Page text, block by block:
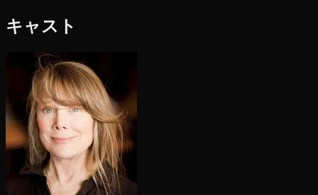
キャスト